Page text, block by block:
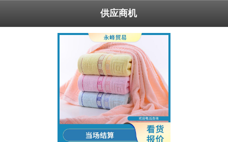
供应商机